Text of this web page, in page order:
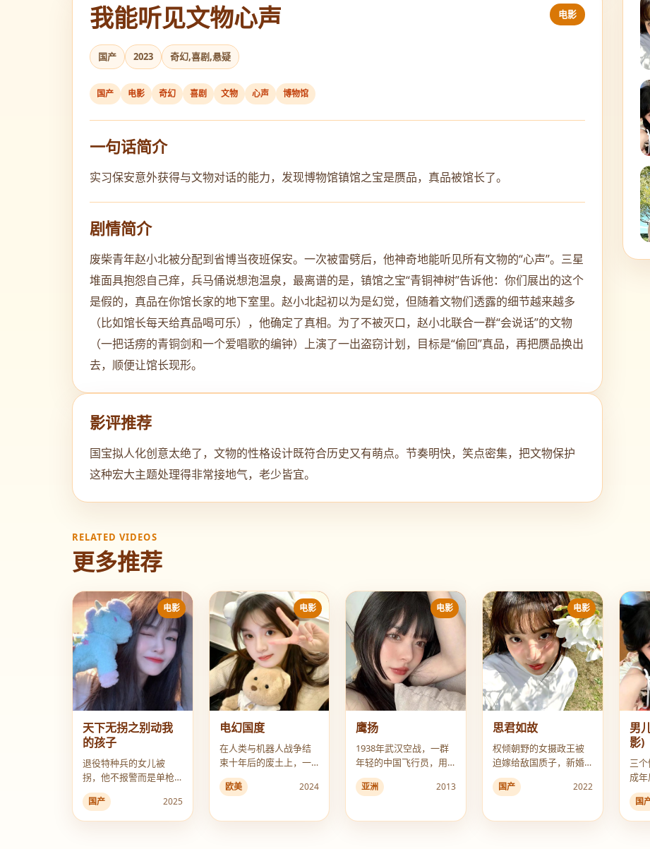
我能听见文物心声 电影
国产 2023 奇幻,喜剧,悬疑
国产 电影 奇幻 喜剧 文物 心声 博物馆
一句话简介
实习保安意外获得与文物对话的能力，发现博物馆镇馆之宝是赝品，真品被馆长了。
剧情简介
废柴青年赵小北被分配到省博当夜班保安。一次被雷劈后，他神奇地能听见所有文物的“心声”。三星
堆面具抱怨自己痒，兵马俑说想泡温泉，最离谱的是，镇馆之宝“青铜神树”告诉他：你们展出的这个
是假的，真品在你馆长家的地下室里。赵小北起初以为是幻觉，但随着文物们透露的细节越来越多
（比如馆长每天给真品喝可乐），他确定了真相。为了不被灭口，赵小北联合一群“会说话”的文物
（一把话痨的青铜剑和一个爱唱歌的编钟）上演了一出盗窃计划，目标是“偷回”真品，再把赝品换出
去，顺便让馆长现形。
影评推荐
国宝拟人化创意太绝了，文物的性格设计既符合历史又有萌点。节奏明快，笑点密集，把文物保护
这种宏大主题处理得非常接地气，老少皆宜。
RELATED VIDEOS
更多推荐
电影
天下无拐之别动我
的孩子
退役特种兵的女儿被
拐，他不报警而是单枪
匹马闯进人贩子老巢，
却发现这里有一个地下
儿童拍卖场。
国产 2025
电影
电幻国度
在人类与机器人战争结
束十年后的废土上，一
个少女和她仅存的记忆
卡伙伴，寻找传说中的
欧美 2024
电影
鹰扬
1938年武汉空战，一群
年轻的中国飞行员，用
血肉之躯在天空书写“鹰
扬”二字。
亚洲 2013
电影
思君如故
权倾朝野的女摄政王被
迫嫁给敌国质子，新婚
夜才发现他竟是自己前
世的亡夫。
国产 2022
男
影)
三个
成年
一
走
的对
国